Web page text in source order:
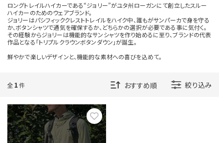
W
Y
Z
カラーを指定する
ロングトレイルハイカーである“ジョリー”がユタ州ローガンにて創立したスルー
ハイカーのためのウェアブランド。
ジョリーはパシフィッククレストトレイルをハイク中、誰もがサンパーカで身を守る
か、ボタンシャツで通気を確保するか、どちらかの選択が必要である事に気付く。
その経験からジョリーは機能的なサンシャツを作り始めるに至り、ブランドの代表
作品となる「トリプルクラウンボタンダウン」が誕生。
鮮やかで楽しいデザインと、機能的な素材への喜びを込めて。
全 1件 絞り込み
お気に入り